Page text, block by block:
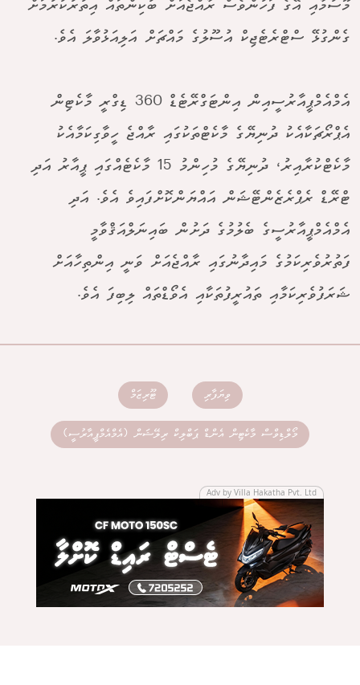
މޫސުމާއި އޭގެ ފަހުންވެސް ރާއްޖެއަށް ބުކިންތައް އިތުރުކުރުމަށް
ގެންގުޅޭ ސްޓްރެޓެޖިކް އުސޫލުގެ މައްޗަށް އަލިއަޅުވާލަ އެވެ.
އެމްއެމްޕީއާރުސީއިން އިންޓަގްރޭޓެޑް 360 ޑިގްރީ މާކެޓިން
އެޕްރޯޗަކާއެކު ދުނިޔޭގެ މާކެޓްތަކުގައި ރާއްޖެ ހީވާގިކަމާއެކު
މާކެޓްކުރާއިރު، ދުނިޔޭގެ މުހިންމު 15 މާކެޓެއްގައި ޕީއާރު އަދި
ޓްރޭޑް ރެޕްރެޒެންޓޭޝަން އައްޔަންކޮށްފައިވެ އެވެ. އަދި
އެމްއެމްޕީއާރުސީގެ ބެލުމުގެ ދަށުން ބައިނަލްއަޤްވާމީ
ފަތުރުވެރިކަމުގެ މައިދާނުގައި ރާއްޖެއަށް ވަނީ އިންތިހާއަށް
ޝަރަފުވެރިކަމާއި ތައުރީފުތަކާއި އެވޯޑްތައް ލިބިފަ އެވެ.
ވިޔަފާރި ޓޫރިޒަމް
މޯލްޑިވްސް މާކެޓިން އެންޑް ޕަބްލިކް ރިލޭޝަން (އެމްއެމްޕީއާރުސީ)
Adv by Villa Hakatha Pvt. Ltd